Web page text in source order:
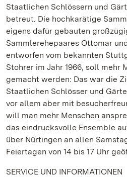
Staatlichen Schlössern und
betreut. Die hochkarätige
eigens dafür gebauten
Sammlerehepaares Ottomar
entworfen vom bekannten
Stohrer im Jahr 1966, soll mehr
gemacht werden: Das war die
Staatlichen Schlösser und
vor allem aber mit
will man mehr Menschen
das eindrucksvolle Ensemble
über Nürtingen an allen
Feiertagen von 14 bis 17 Uhr
SERVICE UND INFORMATIONEN